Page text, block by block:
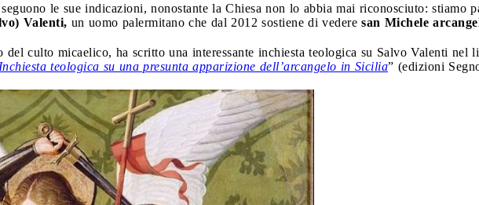
le sue indicazioni, nonostante la Chiesa non lo abbia mai riconosciuto: stiamo
Valenti, un uomo palermitano che dal 2012 sostiene di vedere san Michele
del culto micaelico, ha scritto una interessante inchiesta teologica su Salvo Valenti nel
teologica su una presunta apparizione dell’arcangelo in Sicilia” (edizioni